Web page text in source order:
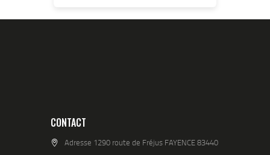
CONTACT
Adresse 1290 route de Fréjus FAYENCE 83440